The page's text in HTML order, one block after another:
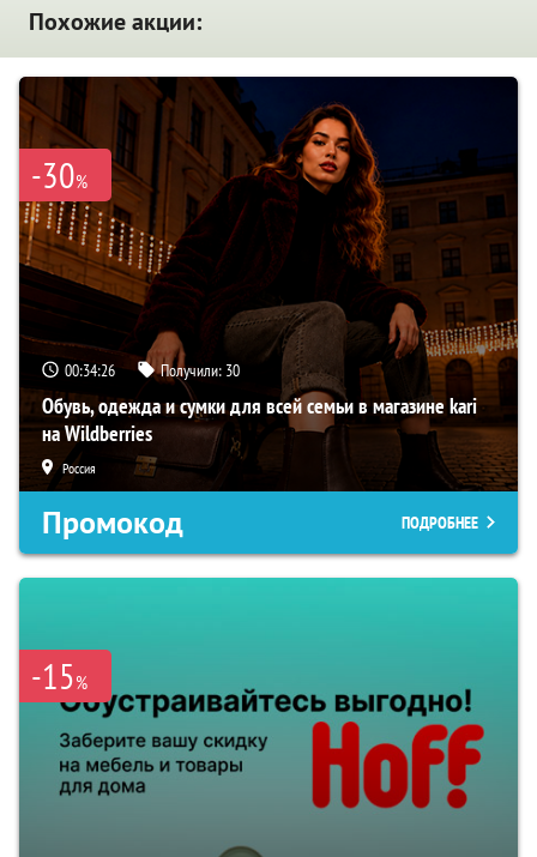
Похожие акции:
-30%
00:34:25 Получили: 30
Обувь, одежда и сумки для всей семьи в магазине kari
на Wildberries
Россия
Промокод ПОДРОБНЕЕ
-15%